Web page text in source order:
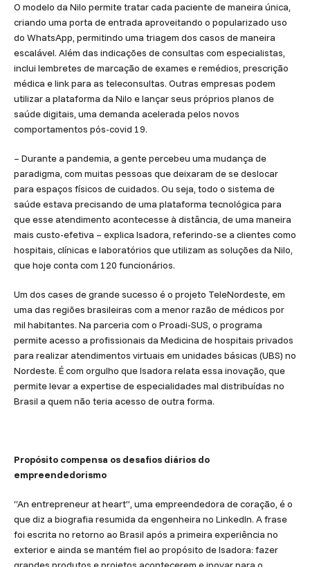
O modelo da Nilo permite tratar cada paciente de maneira única,
criando uma porta de entrada aproveitando o popularizado uso
do WhatsApp, permitindo uma triagem dos casos de maneira
escalável. Além das indicações de consultas com especialistas,
inclui lembretes de marcação de exames e remédios, prescrição
médica e link para as teleconsultas. Outras empresas podem
utilizar a plataforma da Nilo e lançar seus próprios planos de
saúde digitais, uma demanda acelerada pelos novos
comportamentos pós-covid 19.
– Durante a pandemia, a gente percebeu uma mudança de
paradigma, com muitas pessoas que deixaram de se deslocar
para espaços físicos de cuidados. Ou seja, todo o sistema de
saúde estava precisando de uma plataforma tecnológica para
que esse atendimento acontecesse à distância, de uma maneira
mais custo-efetiva – explica Isadora, referindo-se a clientes como
hospitais, clínicas e laboratórios que utilizam as soluções da Nilo,
que hoje conta com 120 funcionários.
Um dos cases de grande sucesso é o projeto TeleNordeste, em
uma das regiões brasileiras com a menor razão de médicos por
mil habitantes. Na parceria com o Proadi-SUS, o programa
permite acesso a profissionais da Medicina de hospitais privados
para realizar atendimentos virtuais em unidades básicas (UBS) no
Nordeste. É com orgulho que Isadora relata essa inovação, que
permite levar a expertise de especialidades mal distribuídas no
Brasil a quem não teria acesso de outra forma.
Propósito compensa os desafios diários do
empreendedorismo
“An entrepreneur at heart”, uma empreendedora de coração, é o
que diz a biografia resumida da engenheira no LinkedIn. A frase
foi escrita no retorno ao Brasil após a primeira experiência no
exterior e ainda se mantém fiel ao propósito de Isadora: fazer